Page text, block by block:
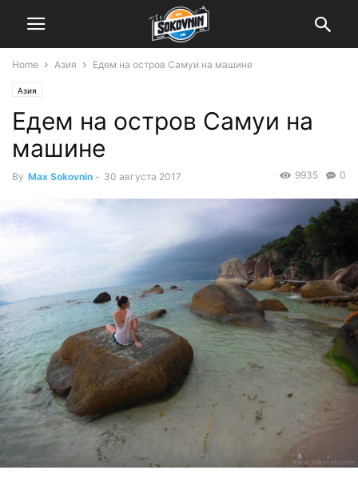
Home Азия Едем на остров Самуи на машине
Азия
Едем на остров Самуи на
машине
By Max Sokovnin - 30 августа 2017 0
9935